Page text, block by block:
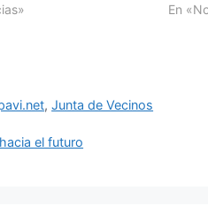
En
,Junta de Vecinos
el futuro